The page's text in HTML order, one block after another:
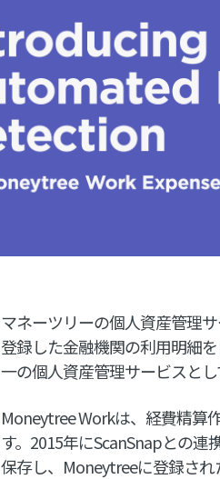
マネーツリーの個人資産管理
登録した金融機関の利用明細
一の個人資産管理サービスと
Moneytree Workは、経費精算
す。2015年にScanSnapとの
保存し、Moneytreeに登録され